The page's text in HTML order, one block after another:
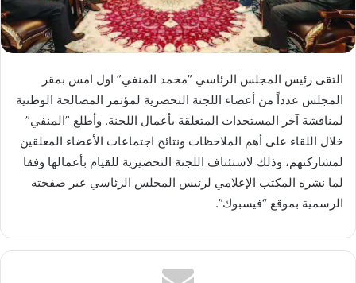
التقى رئيس المجلس الرئاسي ”محمد المنفي” اول امس بمقر
المجلس عدداً من أعضاء اللجنة التحضرية لمؤتمر المصالحة الوطنية
لمناقشة آخر المستجدات المتعلقة بأعمال اللجنة. وأطلع ”المنفي”
خلال اللقاء على أهم الملاحظات ونتائج اجتماعات الأعضاء المعلقين
لمشاركتهم، وذلك لاستئناف اللجنة التحضيرية للقيام بأعمالها وفقا
لما نشره المكتب الإعلامي لرئيس المجلس الرئاسي عبر صفحته
الرسمية بموقع “فيسبوك”.